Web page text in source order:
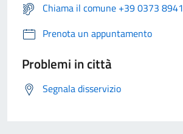
Chiama il comune +39 0373 8941
Prenota un appuntamento
Problemi in città
Segnala disservizio